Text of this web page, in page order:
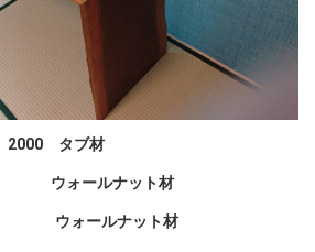
2000 タブ材
ールナット材
ォールナット材